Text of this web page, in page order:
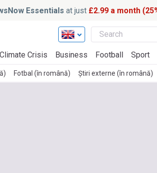
Essentials at just £2.99 a month
Climate Crisis Business Football Sport
Fotbal (în română) Știri externe (în română)